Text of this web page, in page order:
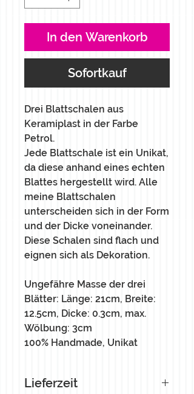
In den Warenkorb
Sofortkauf
Drei Blattschalen aus
Keramiplast in der Farbe
Petrol.
Jede Blattschale ist ein Unikat,
da diese anhand eines echten
Blattes hergestellt wird. Alle
meine Blattschalen
unterscheiden sich in der Form
und der Dicke voneinander.
Diese Schalen sind flach und
eignen sich als Dekoration.
Ungefähre Masse der drei
Blätter: Länge: 21cm, Breite:
12.5cm, Dicke: 0.3cm, max.
Wölbung: 3cm
100% Handmade, Unikat
Lieferzeit